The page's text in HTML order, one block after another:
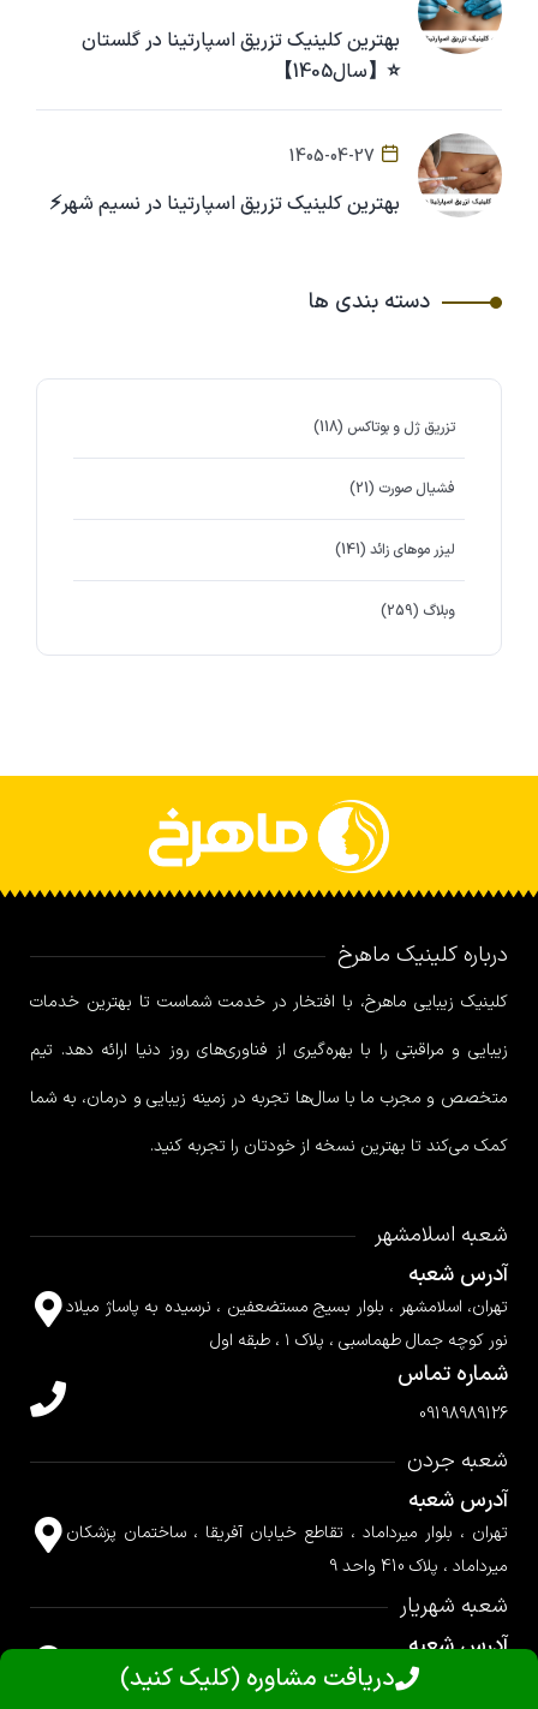
بهترین کلینیک تزریق اسپارتینا در گلستان
⭐【سال1405】
1405-04-27
بهترین کلینیک تزریق اسپارتینا در نسیم شهر⚡
دسته بندی ها
تزریق ژل و بوتاکس (118)
فشیال صورت (21)
لیزر موهای زائد (141)
وبلاگ (259)
دریافت مشاوره (کلیک کنید)
درباره کلینیک ماهرخ
کلینیک زیبایی ماهرخ، با افتخار در خدمت شماست تا بهترین خدمات
زیبایی و مراقبتی را با بهره‌گیری از فناوری‌های روز دنیا ارائه دهد. تیم
متخصص و مجرب ما با سال‌ها تجربه در زمینه زیبایی و درمان، به شما
کمک می‌کند تا بهترین نسخه از خودتان را تجربه کنید.
شعبه اسلامشهر
آدرس شعبه
تهران، اسلامشهر ، بلوار بسیج مستضعفین ، نرسیده به پاساژ میلاد
نور کوچه جمال طهماسبی ، پلاک ۱ ، طبقه اول
شماره تماس
09198989126
شعبه جردن
آدرس شعبه
تهران ، بلوار میرداماد ، تقاطع خیابان آفریقا ، ساختمان پزشکان
میرداماد ، پلاک 410 واحد 9
شعبه شهریار
آدرس شعبه
شهریار، میدان فرمانداری، ساختمان ملل، طبقه پنجم